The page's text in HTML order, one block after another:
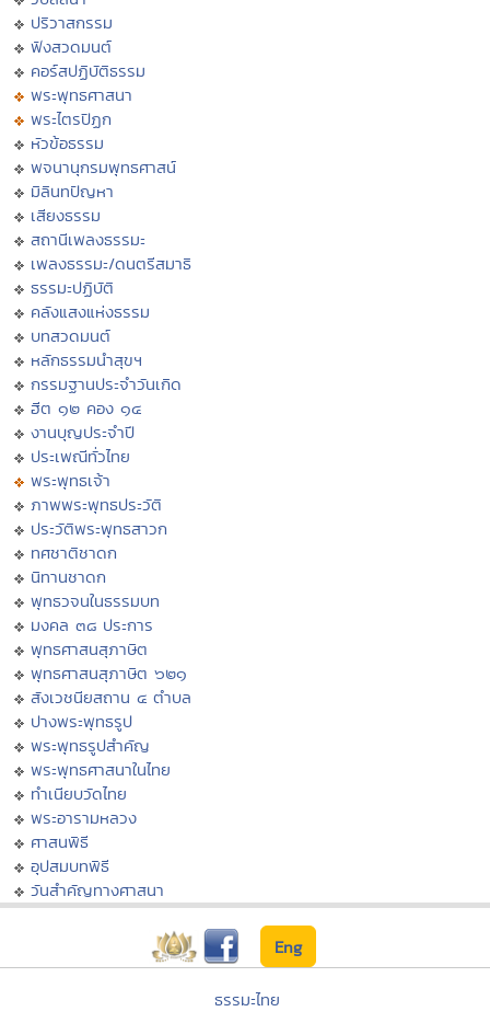
ปริวาสกรรม
ฟังสวดมนต์
คอร์สปฏิบัติธรรม
พระพุทธศาสนา
พระไตรปิฏก
หัวข้อธรรม
พจนานุกรมพุทธศาสน์
มิลินทปัญหา
เสียงธรรม
สถานีเพลงธรรมะ
เพลงธรรมะ/ดนตรีสมาธิ
ธรรมะปฏิบัติ
คลังแสงแห่งธรรม
บทสวดมนต์
หลักธรรมนำสุขฯ
กรรมฐานประจำวันเกิด
ฮีต ๑๒ คอง ๑๔
งานบุญประจำปี
ประเพณีทั่วไทย
พระพุทธเจ้า
ภาพพระพุทธประวัติ
ประวัติพระพุทธสาวก
ทศชาติชาดก
นิทานชาดก
พุทธวจนในธรรมบท
มงคล ๓๘ ประการ
พุทธศาสนสุภาษิต
พุทธศาสนสุภาษิต ๖๒๑
สังเวชนียสถาน ๔ ตำบล
ปางพระพุทธรูป
พระพุทธรูปสำคัญ
พระพุทธศาสนาในไทย
ทำเนียบวัดไทย
พระอารามหลวง
ศาสนพิธี
อุปสมบทพิธี
วันสำคัญทางศาสนา
Eng
ธรรมะไทย